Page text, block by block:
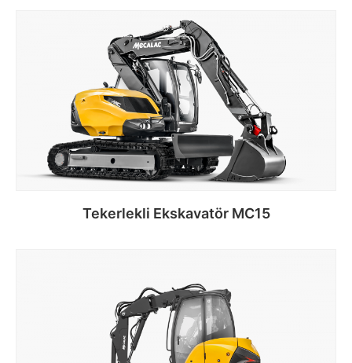
Devamını oku
Tekerlekli Ekskavatör MC15
Devamını oku